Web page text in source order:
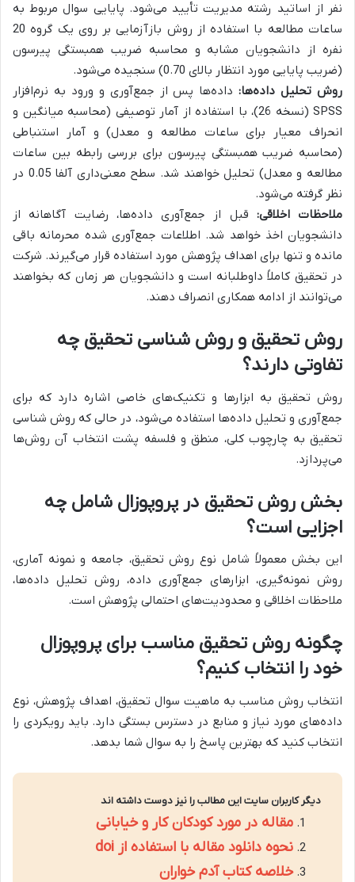
نفر از اساتید رشته مدیریت تأیید می‌شود. پایایی سوال مربوط به
ساعات مطالعه با استفاده از روش بازآزمایی بر روی یک گروه 20
نفره از دانشجویان مشابه و محاسبه ضریب همبستگی پیرسون
(ضریب پایایی مورد انتظار بالای 0.70) سنجیده می‌شود.
روش تحلیل داده‌ها:داده‌ها پس از جمع‌آوری و ورود به نرم‌افزار
SPSS (نسخه 26)، با استفاده از آمار توصیفی (محاسبه میانگین و
انحراف معیار برای ساعات مطالعه و معدل) و آمار استنباطی
(محاسبه ضریب همبستگی پیرسون برای بررسی رابطه بین ساعات
مطالعه و معدل) تحلیل خواهند شد. سطح معنی‌داری آلفا 0.05 در
نظر گرفته می‌شود.
ملاحظات اخلاقی: قبل از جمع‌آوری داده‌ها، رضایت آگاهانه از
دانشجویان اخذ خواهد شد. اطلاعات جمع‌آوری شده محرمانه باقی
مانده و تنها برای اهداف پژوهش مورد استفاده قرار می‌گیرند. شرکت
در تحقیق کاملاً داوطلبانه است و دانشجویان هر زمان که بخواهند
می‌توانند از ادامه همکاری انصراف دهند.
روش تحقیق و روش شناسی تحقیق چه
تفاوتی دارند؟
روش تحقیق به ابزارها و تکنیک‌های خاصی اشاره دارد که برای
جمع‌آوری و تحلیل داده‌ها استفاده می‌شود، در حالی که روش شناسی
تحقیق به چارچوب کلی، منطق و فلسفه پشت انتخاب آن روش‌ها
می‌پردازد.
بخش روش تحقیق در پروپوزال شامل چه
اجزایی است؟
این بخش معمولاً شامل نوع روش تحقیق، جامعه و نمونه آماری،
روش نمونه‌گیری، ابزارهای جمع‌آوری داده، روش تحلیل داده‌ها،
ملاحظات اخلاقی و محدودیت‌های احتمالی پژوهش است.
چگونه روش تحقیق مناسب برای پروپوزال
خود را انتخاب کنیم؟
انتخاب روش مناسب به ماهیت سوال تحقیق، اهداف پژوهش، نوع
داده‌های مورد نیاز و منابع در دسترس بستگی دارد. باید رویکردی را
انتخاب کنید که بهترین پاسخ را به سوال شما بدهد.
دیگر کاربران سایت این مطالب را نیز دوست داشته اند
مقاله در مورد کودکان کار و خیابانی
نحوه دانلود مقاله با استفاده از doi
خلاصه کتاب آدم خواران